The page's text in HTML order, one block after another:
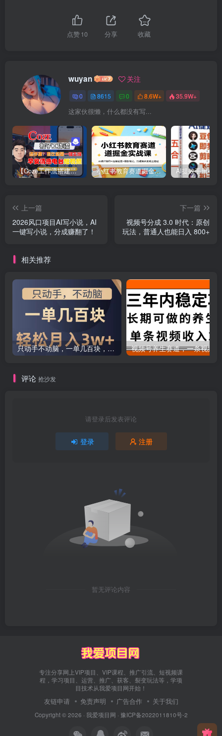
点赞10 分享 收藏
wuyan 关注
0 8615 0 8.6W+ 35.9W+
这家伙很懒，什么都没有写...
【Coze工作流搭建实操教程】【coze】早安情感电台日签视频还在手动做？用扣子工作流自动生成，省时90% 小红书教育赛道掘金实战课：AI课件制作+店铺运营+爆款笔记，打通知识变现全路径
上一篇
2026风口项目AI写小说，AI
一键写小说，分成赚翻了！
下一篇
视频号分成 3.0 时代：原创
玩法，普通人也能日入 800+
相关推荐
只动手不动脑，一单几百块，轻松月入2w+，看完就能直接操作，详细教程
评论 抢沙发
请登录后发表评论
登录 注册
暂无评论内容
专注分享网上VIP项目、VIP课程、推广引流、短视频课
程，学习项目、运营、推广、获客、裂变玩法等，学项
目技术从我爱项目网开始！
友链申请 免责声明 广告合作 关于我们
Copyright © 2026 · 我爱项目网 · 豫ICP备2022011810号-2